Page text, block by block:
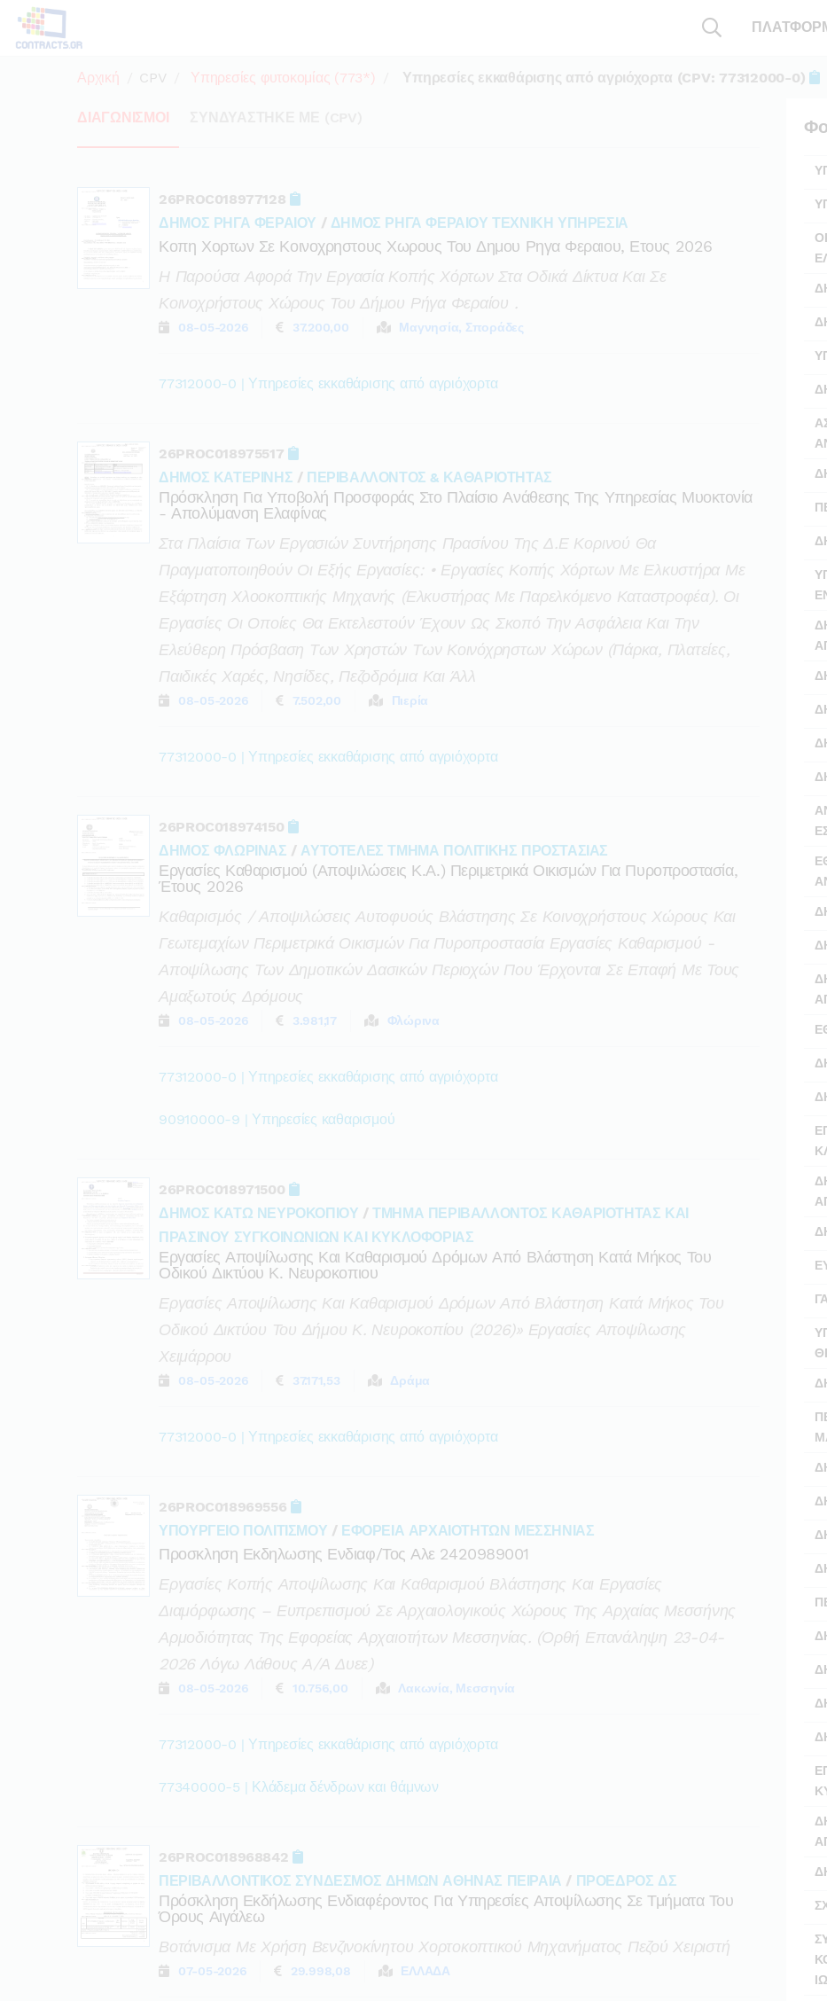
Αρχική CPV Υπηρεσίες φυτοκομίας (773*) Υπηρεσίες εκκαθάρισης από αγριόχορτα (CPV: 77312000-0)
ΔΙΑΓΩΝΙΣΜΟΙ
26PROC018977128
ΔΗΜΟΣ ΡΗΓΑ ΦΕΡΑΙΟΥ / ΔΗΜΟΣ ΡΗΓΑ ΦΕΡΑΙΟΥ ΤΕΧΝΙΚΗ ΥΠΗΡΕΣΙΑ
Κοπη Χορτων Σε Κοινοχρηστους Χωρους Του Δημου Ρηγα Φεραιου, Ετους 2026
Η Παρούσα Αφορά Την Εργασία Κοπής Χόρτων Στα Οδικά Δίκτυα Και Σε
Κοινοχρήστους Χώρους Του Δήμου Ρήγα Φεραίου .
08-05-2026 37.200,00 Μαγνησία, Σποράδες
77312000-0 | Υπηρεσίες εκκαθάρισης από αγριόχορτα
26PROC018975517
ΔΗΜΟΣ ΚΑΤΕΡΙΝΗΣ / ΠΕΡΙΒΑΛΛΟΝΤΟΣ & ΚΑΘΑΡΙΟΤΗΤΑΣ
Πρόσκληση Για Υποβολή Προσφοράς Στο Πλαίσιο Ανάθεσης Της Υπηρεσίας Μυοκτονία
- Απολύμανση Ελαφίνας
Στα Πλαίσια Των Εργασιών Συντήρησης Πρασίνου Της Δ.ε Κορινού Θα
Πραγματοποιηθούν Οι Εξής Εργασίες: • Εργασίες Κοπής Χόρτων Με Ελκυστήρα Με
Εξάρτηση Χλοοκοπτικής Μηχανής (ελκυστήρας Με Παρελκόμενο Καταστροφέα). Οι
Εργασίες Οι Οποίες Θα Εκτελεστούν Έχουν Ως Σκοπό Την Ασφάλεια Και Την
Ελεύθερη Πρόσβαση Των Χρηστών Των Κοινόχρηστων Χώρων (πάρκα, Πλατείες,
Παιδικές Χαρές, Νησίδες, Πεζοδρόμια Και Άλλ
08-05-2026 7.502,00 Πιερία
77312000-0 | Υπηρεσίες εκκαθάρισης από αγριόχορτα
26PROC018974150
ΔΗΜΟΣ ΦΛΩΡΙΝΑΣ / ΑΥΤΟΤΕΛΕΣ ΤΜΗΜΑ ΠΟΛΙΤΙΚΗΣ ΠΡΟΣΤΑΣΙΑΣ
Εργασίες Καθαρισμού (αποψιλώσεις Κ.α.) Περιμετρικά Οικισμών Για Πυροπροστασία,
Έτους 2026
Καθαρισμός / Αποψιλώσεις Αυτοφυούς Βλάστησης Σε Κοινοχρήστους Χώρους Και
Γεωτεμαχίων Περιμετρικά Οικισμών Για Πυροπροστασία Εργασίες Καθαρισμού -
Αποψίλωσης Των Δημοτικών Δασικών Περιοχών Που Έρχονται Σε Επαφή Με Τους
Αμαξωτούς Δρόμους
08-05-2026 3.981,17 Φλώρινα
77312000-0 | Υπηρεσίες εκκαθάρισης από αγριόχορτα
90910000-9 | Υπηρεσίες καθαρισμού
26PROC018971500
ΔΗΜΟΣ ΚΑΤΩ ΝΕΥΡΟΚΟΠΙΟΥ /ΤΜΗΜΑ ΠΕΡΙΒΑΛΛΟΝΤΟΣ ΚΑΘΑΡΙΟΤΗΤΑΣ ΚΑΙ
ΠΡΑΣΙΝΟΥ ΣΥΓΚΟΙΝΩΝΙΩΝ ΚΑΙ ΚΥΚΛΟΦΟΡΙΑΣ
Εργασίες Αποψίλωσης Και Καθαρισμού Δρόμων Από Βλάστηση Κατά Μήκος Του
Οδικού Δικτύου Κ. Νευροκοπιου
Εργασίες Αποψίλωσης Και Καθαρισμού Δρόμων Από Βλάστηση Κατά Μήκος Του
Οδικού Δικτύου Του Δήμου Κ. Νευροκοπίου (2026)» Εργασίες Αποψίλωσης
Χειμάρρου
08-05-2026 37.171,53 Δράμα
77312000-0 | Υπηρεσίες εκκαθάρισης από αγριόχορτα
26PROC018969556
ΥΠΟΥΡΓΕΙΟ ΠΟΛΙΤΙΣΜΟΥ / ΕΦΟΡΕΙΑ ΑΡΧΑΙΟΤΗΤΩΝ ΜΕΣΣΗΝΙΑΣ
Προσκληση Εκδηλωσης Ενδιαφ/τος Αλε 2420989001
Εργασίες Κοπής Αποψίλωσης Και Καθαρισμού Βλάστησης Και Εργασίες
Διαμόρφωσης – Ευπρεπισμού Σε Αρχαιολογικούς Χώρους Της Αρχαίας Μεσσήνης
Αρμοδιότητας Της Εφορείας Αρχαιοτήτων Μεσσηνίας. (ορθή Επανάληψη 23-04-
2026 Λόγω Λάθους Α/α Δυεε)
08-05-2026 10.756,00 Λακωνία, Μεσσηνία
77312000-0 | Υπηρεσίες εκκαθάρισης από αγριόχορτα
77340000-5 | Κλάδεμα δένδρων και θάμνων
26PROC018968842
ΠΕΡΙΒΑΛΛΟΝΤΙΚΟΣ ΣΥΝΔΕΣΜΟΣ ΔΗΜΩΝ ΑΘΗΝΑΣ ΠΕΙΡΑΙΑ / ΠΡΟΕΔΡΟΣ ΔΣ
Πρόσκληση Εκδήλωσης Ενδιαφέροντος Για Υπηρεσίες Αποψίλωσης Σε Τμήματα Του
Όρους Αιγάλεω
Βοτάνισμα Με Χρήση Βενζινοκίνητου Χορτοκοπτικού Μηχανήματος Πεζού Χειριστή
07-05-2026 29.998,08 ΕΛΛΑΔΑ